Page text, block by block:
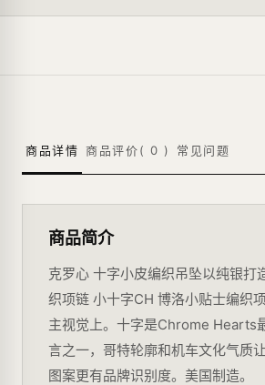
商品详情 商品评价( 0 ) 常见问题
商品简介
克罗心 十字小皮编织吊坠以纯银打
织项链 小十字CH 博洛小贴士编织
主视觉上。十字是Chrome Hearts
言之一，哥特轮廓和机车文化气质
图案更有品牌识别度。美国制造。